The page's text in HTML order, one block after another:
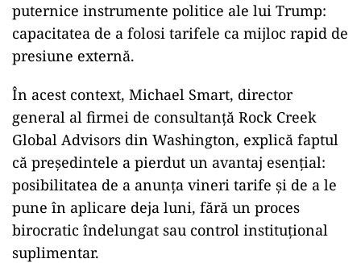
puternice instrumente politice ale lui Trump:
capacitatea de a folosi tarifele ca mijloc rapid de
presiune externă.
În acest context, Michael Smart, director
general al firmei de consultanță Rock Creek
Global Advisors din Washington, explică faptul
că președintele a pierdut un avantaj esențial:
posibilitatea de a anunța vineri tarife și de a le
pune în aplicare deja luni, fără un proces
birocratic îndelungat sau control instituțional
suplimentar.